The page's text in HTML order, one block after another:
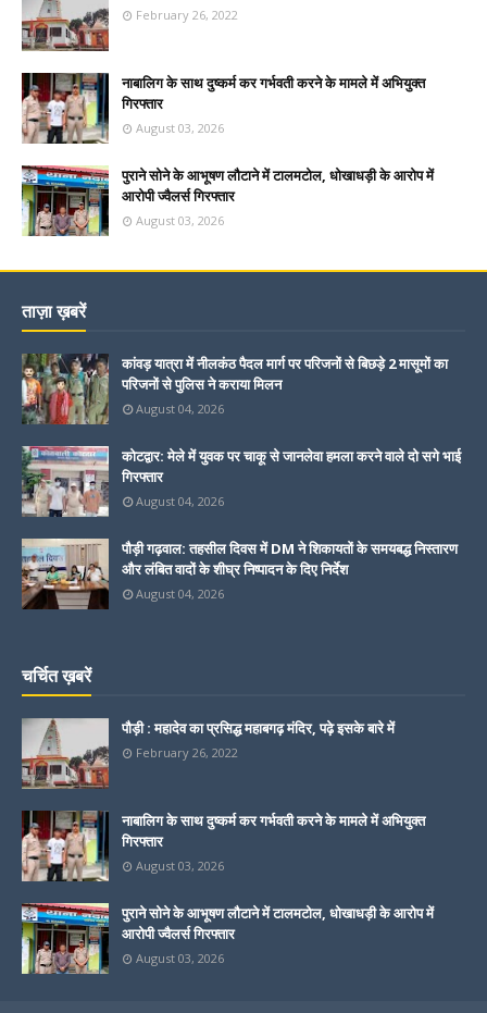
February 26, 2022
नाबालिग के साथ दुष्कर्म कर गर्भवती करने के मामले में अभियुक्त
गिरफ्तार
August 03, 2026
पुराने सोने के आभूषण लौटाने में टालमटोल, धोखाधड़ी के आरोप में
आरोपी ज्वैलर्स गिरफ्तार
August 03, 2026
ताज़ा ख़बरें
कांवड़ यात्रा में नीलकंठ पैदल मार्ग पर परिजनों से बिछड़े 2 मासूमों का
परिजनों से पुलिस ने कराया मिलन
August 04, 2026
कोटद्वार: मेले में युवक पर चाकू से जानलेवा हमला करने वाले दो सगे भाई
गिरफ्तार
August 04, 2026
पौड़ी गढ़वाल: तहसील दिवस में DM ने शिकायतों के समयबद्ध निस्तारण
और लंबित वादों के शीघ्र निष्पादन के दिए निर्देश
August 04, 2026
चर्चित ख़बरें
पौड़ी : महादेव का प्रसिद्ध महाबगढ़ मंदिर, पढ़े इसके बारे में
February 26, 2022
नाबालिग के साथ दुष्कर्म कर गर्भवती करने के मामले में अभियुक्त
गिरफ्तार
August 03, 2026
पुराने सोने के आभूषण लौटाने में टालमटोल, धोखाधड़ी के आरोप में
आरोपी ज्वैलर्स गिरफ्तार
August 03, 2026